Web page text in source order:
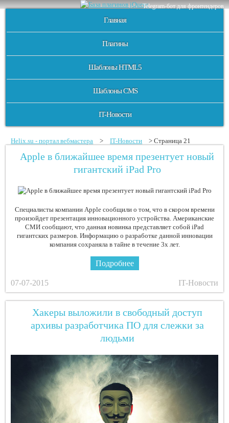
Telegram-бот для фронтендеров
Главная
Плагины
Шаблоны HTML5
Шаблоны CMS
IT-Новости
Helix.su - портал вебмастера > IT-Новости > Страница 21
Apple в ближайшее время презентует новый
гигантский iPad Pro
Специалисты компании Apple сообщили о том, что в скором времени
произойдет презентация инновационного устройства. Американские
СМИ сообщают, что данная новинка представляет собой iPad
гигантских размеров. Информацию о разработке данной инновации
компания сохраняла в тайне в течение 3х лет.
Подробнее
07-07-2015 IT-Новости
Хакеры выложили в свободный доступ
архивы разработчика ПО для слежки за
людьми